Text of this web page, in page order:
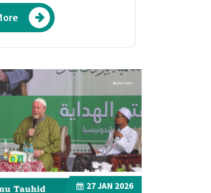
27JAN 2026